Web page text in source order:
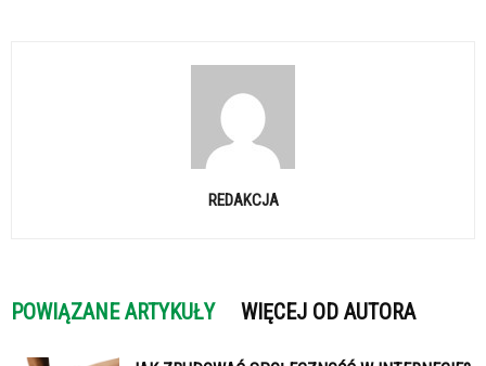
REDAKCJA
POWIĄZANE ARTYKUŁY WIĘCEJ OD AUTORA